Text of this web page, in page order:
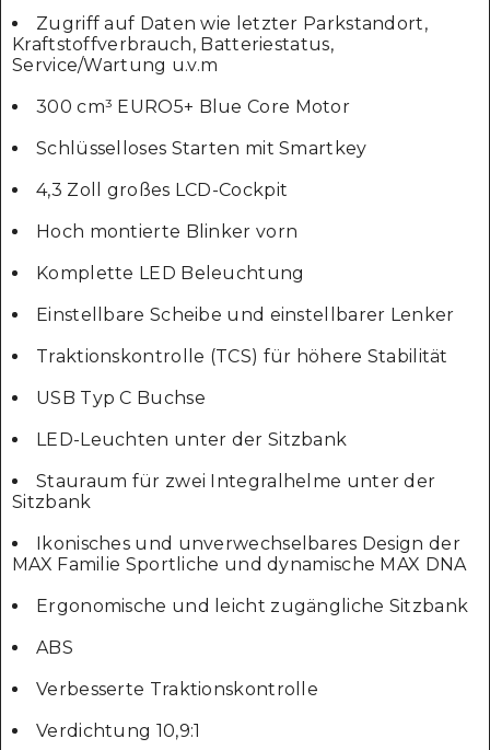
Zugriff auf Daten wie letzter Parkstandort,
Kraftstoffverbrauch, Batteriestatus,
Service/Wartung u.v.m
300 cm³ EURO5+ Blue Core Motor
Schlüsselloses Starten mit Smartkey
4,3 Zoll großes LCD-Cockpit
Hoch montierte Blinker vorn
Komplette LED Beleuchtung
Einstellbare Scheibe und einstellbarer Lenker
Traktionskontrolle (TCS) für höhere Stabilität
USB Typ C Buchse
LED-Leuchten unter der Sitzbank
Stauraum für zwei Integralhelme unter der
Sitzbank
Ikonisches und unverwechselbares Design der
MAX Familie Sportliche und dynamische MAX DNA
Ergonomische und leicht zugängliche Sitzbank
ABS
Verbesserte Traktionskontrolle
Verdichtung 10,9:1